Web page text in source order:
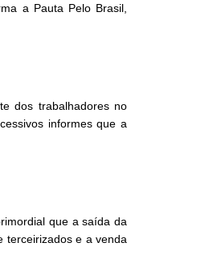
a Pauta Pelo Brasil,
dos trabalhadores no
informes que a
que a saída da
terceirizados e a venda